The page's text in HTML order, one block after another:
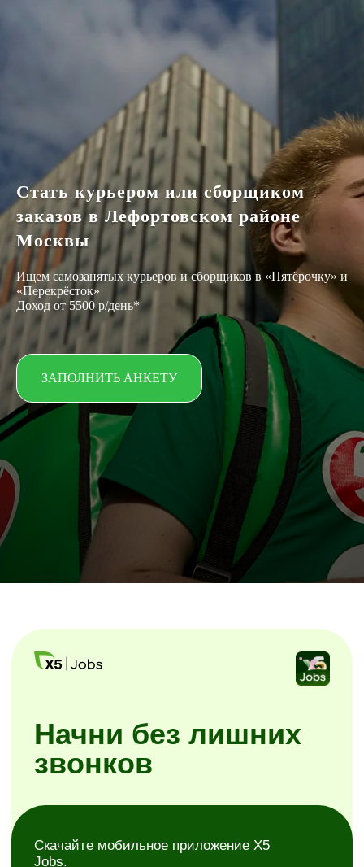
Стать курьером или сборщиком
заказов в Лефортовском районе
Москвы
Ищем самозанятых курьеров и сборщиков в «Пятёрочку» и
«Перекрёсток»
Доход от 5500 р/день*
ЗАПОЛНИТЬ АНКЕТУ
Начни без лишних
звонков
Заполните анкету и начинайте
уже завтра. Без посещения офиса
и собеседований